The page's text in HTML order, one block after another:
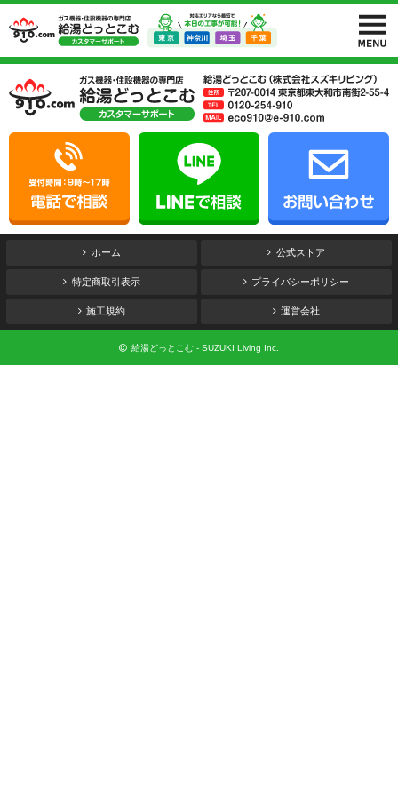
ホーム 公式ストア
特定商取引表示 プライバシーポリシー
施工規約 運営会社
給湯どっとこむ - SUZUKI Living Inc.